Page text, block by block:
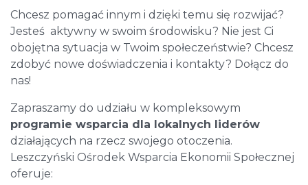
Chcesz pomagać innym i dzięki temu się rozwijać?
Jesteś aktywny w swoim środowisku? Nie jest Ci
obojętna sytuacja w Twoim społeczeństwie? Chcesz
zdobyć nowe doświadczenia i kontakty? Dołącz do
nas!
Zapraszamy do udziału w kompleksowym
programie wsparcia dla lokalnych liderów
działających na rzecz swojego otoczenia.
Leszczyński Ośrodek Wsparcia Ekonomii Społecznej
oferuje: